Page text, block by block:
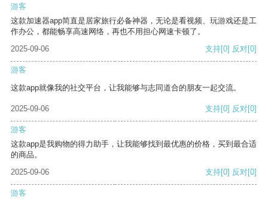
游客
这款加速器app简直是居家旅行必备神器，无论是看视频、玩游戏还是工
作办公，都能畅享高速网络，再也不用担心网速卡顿了。
2025-09-06
支持[0] 反对[0]
游客
这款app就像我的社交平台，让我能够与志同道合的朋友一起交流。
2025-09-06 支持[0] 反对[0]
游客
这款app是我购物的得力助手，让我能够找到最优惠的价格，买到最合适
的商品。
2025-09-06
支持[0] 反对[0]
游客